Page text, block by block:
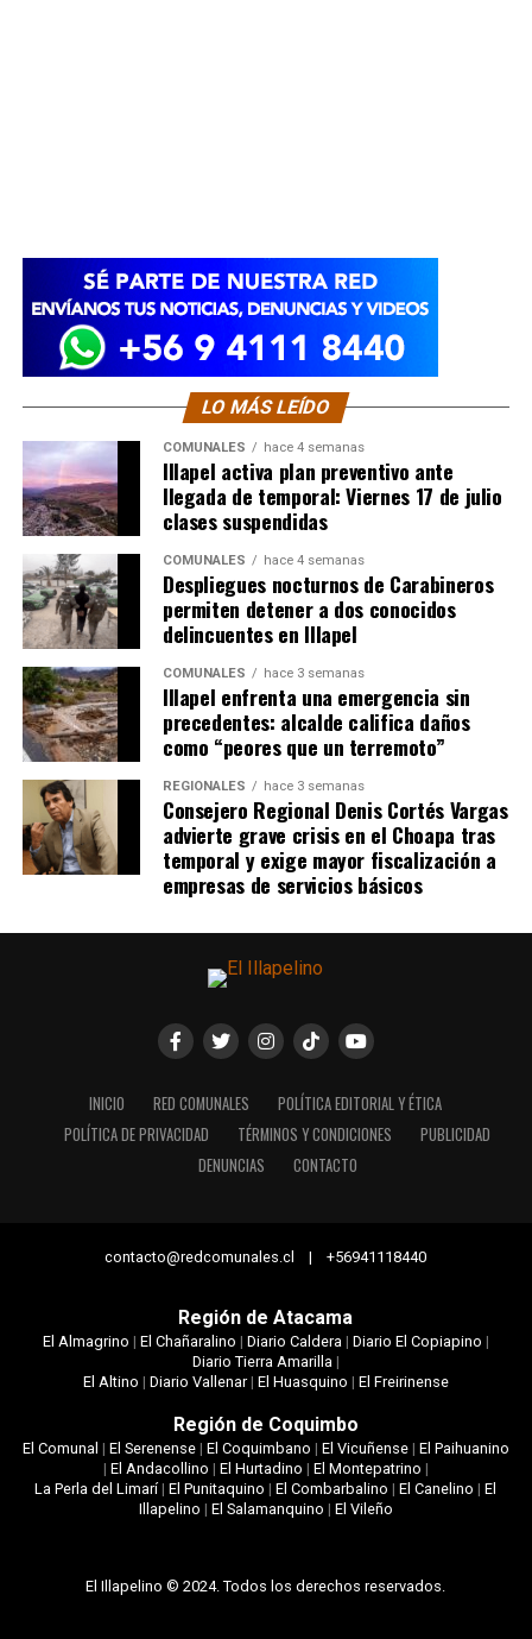
LO MÁS LEÍDO
COMUNALES hace 4 semanas
Illapel activa plan preventivo ante
llegada de temporal: Viernes 17 de julio
clases suspendidas
COMUNALES hace 4 semanas
Despliegues nocturnos de Carabineros
permiten detener a dos conocidos
delincuentes en Illapel
COMUNALES hace 3 semanas
Illapel enfrenta una emergencia sin
precedentes: alcalde califica daños
como “peores que un terremoto”
REGIONALES hace 3 semanas
Consejero Regional Denis Cortés Vargas
advierte grave crisis en el Choapa tras
temporal y exige mayor fiscalización a
empresas de servicios básicos
INICIO RED COMUNALES
POLÍTICA EDITORIAL Y ÉTICA
POLÍTICA DE PRIVACIDAD
TÉRMINOS Y CONDICIONES
PUBLICIDAD
DENUNCIAS
CONTACTO
contacto@redcomunales.cl | +56941118440
Región de Atacama
El Almagrino | El Chañaralino | Diario Caldera| Diario El Copiapino |
Diario Tierra Amarilla|
El Altino | Diario Vallenar| El Huasquino | El Freirinense
Región de Coquimbo
El Comunal | El Serenense| El Coquimbano | El Vicuñense| El Paihuanino
| El Andacollino | El Hurtadino | El Montepatrino |
La Perla del Limarí|El Punitaquino |El Combarbalino |El Canelino |El
Illapelino | El Salamanquino | El Vileño
El Illapelino © 2024. Todos los derechos reservados.